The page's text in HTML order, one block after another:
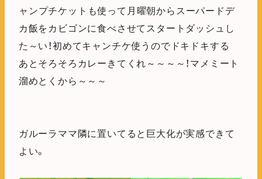
ャンプチケットも使って月曜朝からスーパードデ
カ飯をカビゴンに食べさせてスタートダッシュし
た～い！初めてキャンチケ使うのでドキドキする
あとそろそろカレーきてくれ～～～～！マメミート
溜めとくから～～～
ガルーラママ隣に置いてると巨大化が実感できて
よい。